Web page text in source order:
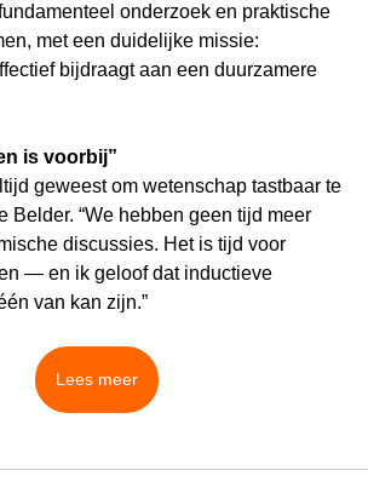
onderzoek en praktische
met een duidelijke missie:
bijdraagt aan een duurzamere
is voorbij”
geweest om wetenschap tastbaar te
Belder. “We hebben geen tijd meer
discussies. Het is tijd voor
— en ik geloof dat inductieve
van kan zijn.”
Lees meer